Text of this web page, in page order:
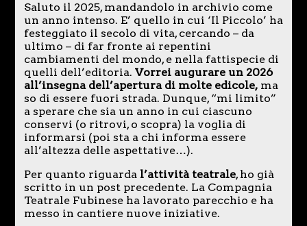
Saluto il 2025, mandandolo in archivio come
un anno intenso. E’ quello in cui ‘Il Piccolo’ ha
festeggiato il secolo di vita, cercando – da
ultimo – di far fronte ai repentini
cambiamenti del mondo, e nella fattispecie di
quelli dell’editoria. Vorrei augurare un 2026
all’insegna dell’apertura di molte edicole,ma
so di essere fuori strada. Dunque, “mi limito”
a sperare che sia un anno in cui ciascuno
conservi (o ritrovi, o scopra) la voglia di
informarsi (poi sta a chi informa essere
all’altezza delle aspettative…).
Per quanto riguardal’attività teatrale, ho già
scritto in un post precedente. La Compagnia
Teatrale Fubinese ha lavorato parecchio e ha
messo in cantiere nuove iniziative.